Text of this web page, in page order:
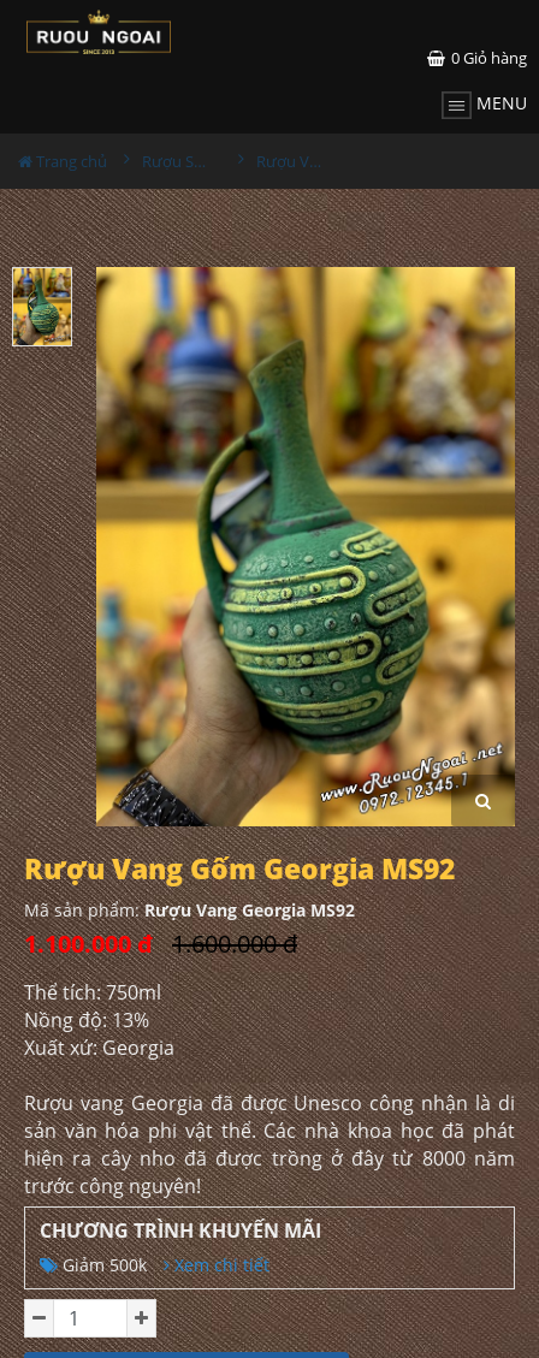
0Giỏ hàng
MENU
Trang chủ Rượu Sưu Tầm - Nga Rượu Vang Gốm Georgia MS92
Rượu Vang Gốm Georgia MS92
Mã sản phẩm:Rượu Vang Georgia MS92
1.100.000 đ 1.600.000 đ
Thể tích: 750ml
Nồng độ: 13%
Xuất xứ: Georgia
Rượu vang Georgia đã được Unesco công nhận là di
sản văn hóa phi vật thể. Các nhà khoa học đã phát
hiện ra cây nho đã được trồng ở đây từ 8000 năm
trước công nguyên!
CHƯƠNG TRÌNH KHUYẾN MÃI
Giảm 500k Xem chi tiết